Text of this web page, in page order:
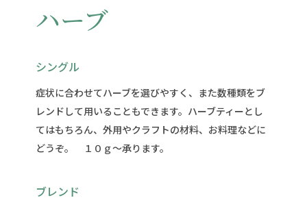
ハーブ
シングル
症状に合わせてハーブを選びやすく、また数種類をブ
レンドして用いることもできます。ハーブティーとし
てはもちろん、外用やクラフトの材料、お料理などに
どうぞ。 １０ｇ～承ります。
ブレンド